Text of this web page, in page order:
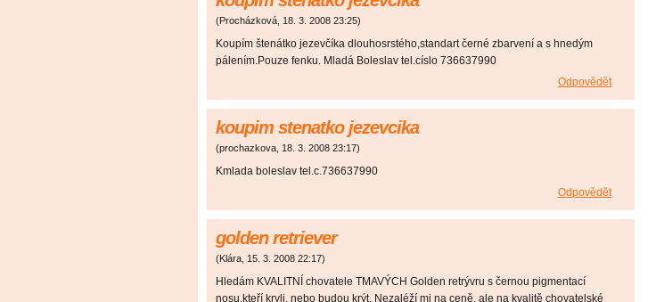
(Procházková 18. 3. 2008 23:25)
Koupím štenátko jezevčíka dlouhosrstého,standart černé zbarvení a s hnedým
pálením.Pouze fenku. Mladá Boleslav tel.císlo 736637990
Odpovědět
koupim stenatko jezevcika
(prochazkova 18. 3. 2008 23:17)
Kmlada boleslav tel.c.736637990
Odpovědět
golden retriever
(Klára 15. 3. 2008 22:17)
Hledám KVALITNÍ chovatele TMAVÝCH Golden retrývru s černou pigmentací
nosu,kteří kryli, nebo budou krýt. Nezaléží mi na ceně, ale na kvalitě chovatelské